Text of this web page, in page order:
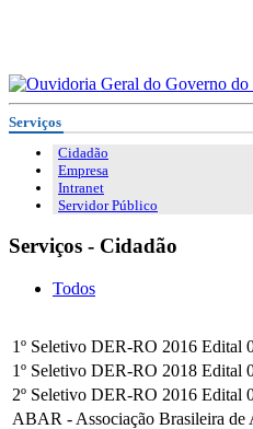
Serviços
Cidadão
Empresa
Intranet
Servidor Público
Serviços - Cidadão
Todos
1º Seletivo DER-RO 2016 Edital
1º Seletivo DER-RO 2018 Edital
2º Seletivo DER-RO 2016 Edital
ABAR - Associação Brasileira de